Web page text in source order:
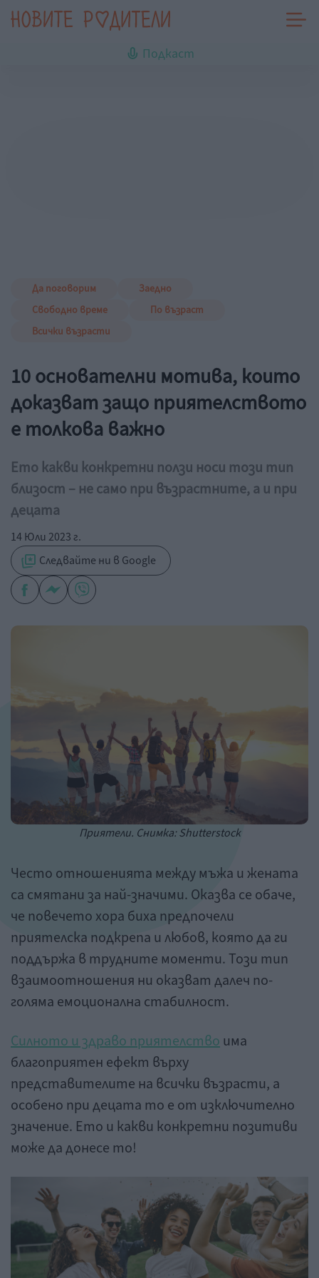
Подкаст
Да поговорим
Заедно
Свободно време
По възраст
Всички възрасти
10 основателни мотива, които
доказват защо приятелството
е толкова важно
Ето какви конкретни ползи носи този тип
близост – не само при възрастните, а и при
децата
14 Юли 2023 г.
Следвайте ни в Google
Приятели. Снимка: Shutterstock
Често отношенията между мъжа и жената
са смятани за най-значими. Оказва се обаче,
че повечето хора биха предпочели
приятелска подкрепа и любов, която да ги
поддържа в трудните моменти. Този тип
взаимоотношения ни оказват далеч по-
голяма емоционална стабилност.
Силното и здраво приятелствоима
благоприятен ефект върху
представителите на всички възрасти, а
особено при децата то е от изключително
значение. Ето и какви конкретни позитиви
може да донесе то!